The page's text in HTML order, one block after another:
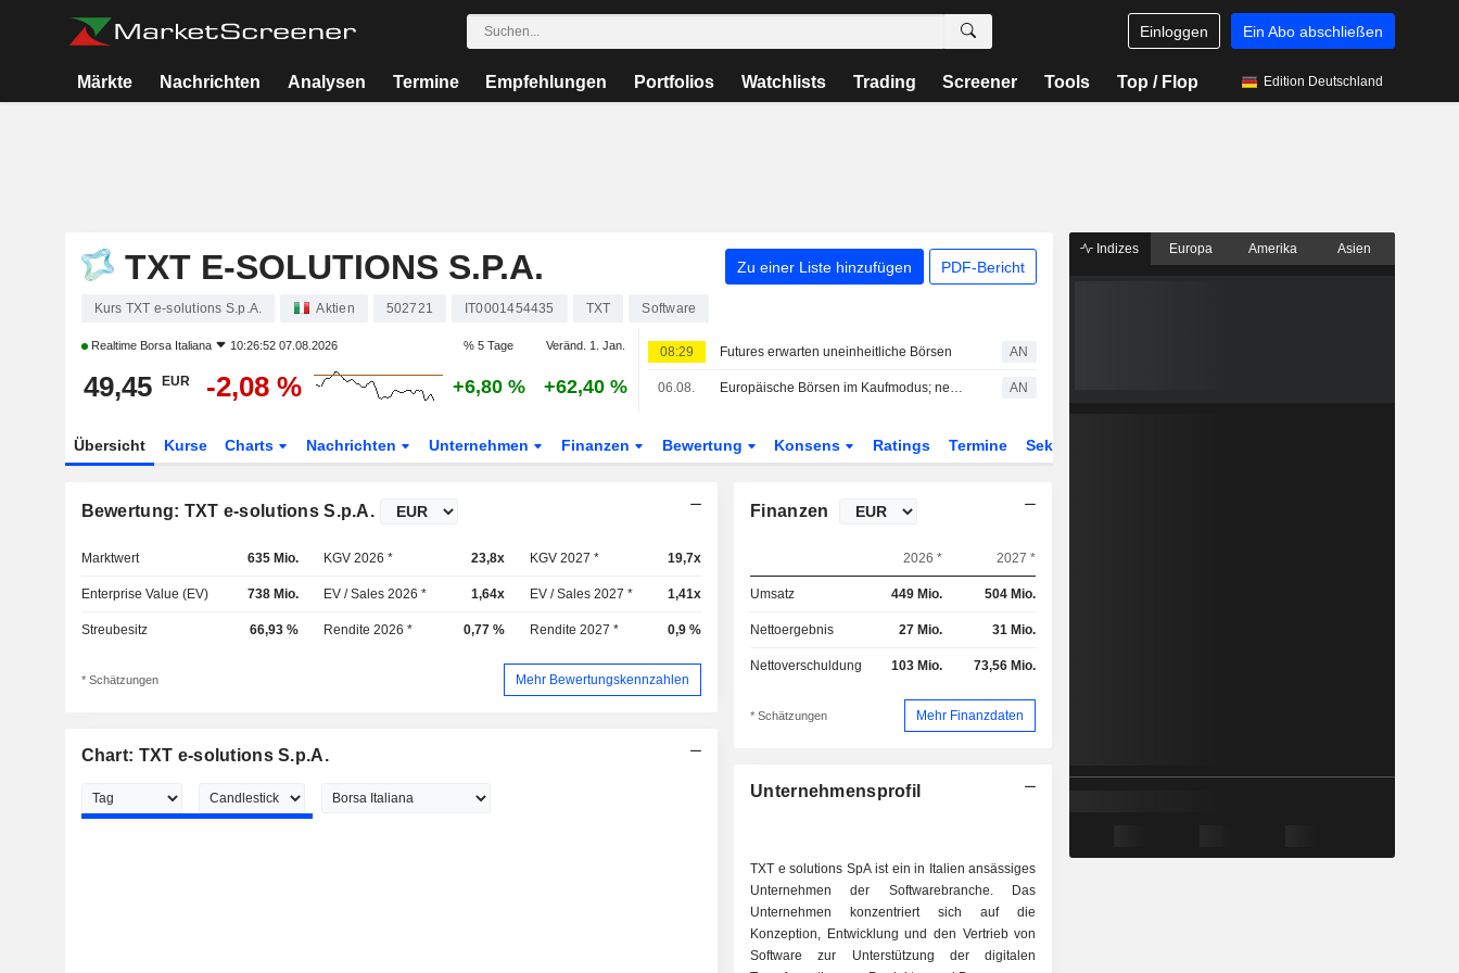
Einloggen Ein Abo abschließen
Märkte Nachrichten Analysen Termine Empfehlungen Portfolios Watchlists Trading Screener Tools Top / Flop Edition Deutschland
TXT E-SOLUTIONS S.P.A. Zu einer Liste hinzufügen PDF-Bericht
Kurs TXT e-solutions S.p.A. Aktien 502721 IT0001454435 TXT Software
Realtime Borsa Italiana 10:26:52 07.08.2026 % 5 Tage Veränd. 1. Jan.
49,45 EUR -2,08 % +6,80 % +62,40 %
08:29 Futures erwarten uneinheitliche Börsen AN
06.08. Europäische Börsen im Kaufmodus; neuer Rekord für den MIB AN
Übersicht Kurse Charts Nachrichten Unternehmen Finanzen Bewertung Konsens Ratings Termine Sektor
Bewertung: TXT e-solutions S.p.A.
Marktwert 635 Mio. KGV 2026 * 23,8x KGV 2027 * 19,7x
Enterprise Value (EV) 738 Mio. EV / Sales 2026 * 1,64x EV / Sales 2027 * 1,41x
Streubesitz 66,93 % Rendite 2026 * 0,77 % Rendite 2027 * 0,9 %
* Schätzungen Mehr Bewertungskennzahlen
Chart: TXT e-solutions S.p.A.
Finanzen
2026 * 2027 *
Umsatz 449 Mio. 504 Mio.
Nettoergebnis 27 Mio. 31 Mio.
Nettoverschuldung 103 Mio. 73,56 Mio.
* Schätzungen Mehr Finanzdaten
Unternehmensprofil
TXT e solutions SpA ist ein in Italien ansässiges
Unternehmen der Softwarebranche. Das
Unternehmen konzentriert sich auf die
Konzeption, Entwicklung und den Vertrieb von
Software zur Unterstützung der digitalen
Indizes Europa Amerika Asien